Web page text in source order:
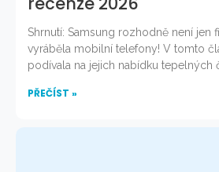
Shrnutí: Samsung rozhodně není jen
vyráběla mobilní telefony! V tomto
podívala na jejich nabídku tepelných
PŘEČÍST »